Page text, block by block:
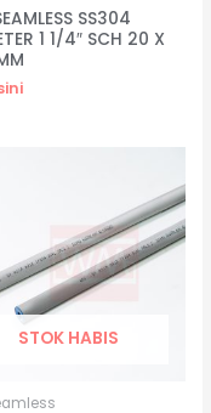
SS304
1 1/4″ SCH 20 X
STOK HABIS